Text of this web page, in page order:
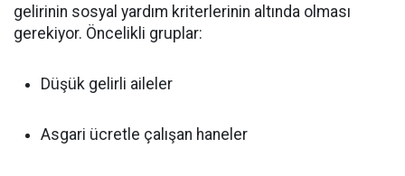
gelirinin sosyal yardım kriterlerinin altında olması
gerekiyor. Öncelikli gruplar:
Düşük gelirli aileler
Asgari ücretle çalışan haneler